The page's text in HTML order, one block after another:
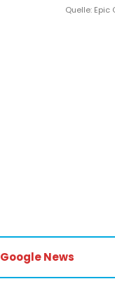
Quelle: Epic
Google News